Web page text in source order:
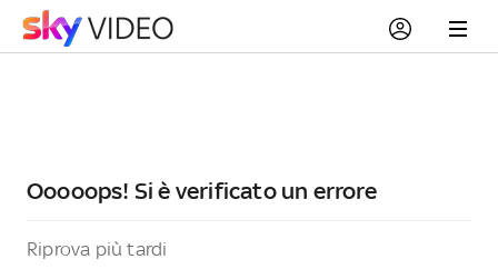
Ooooops! Si è verificato un errore
Riprova più tardi